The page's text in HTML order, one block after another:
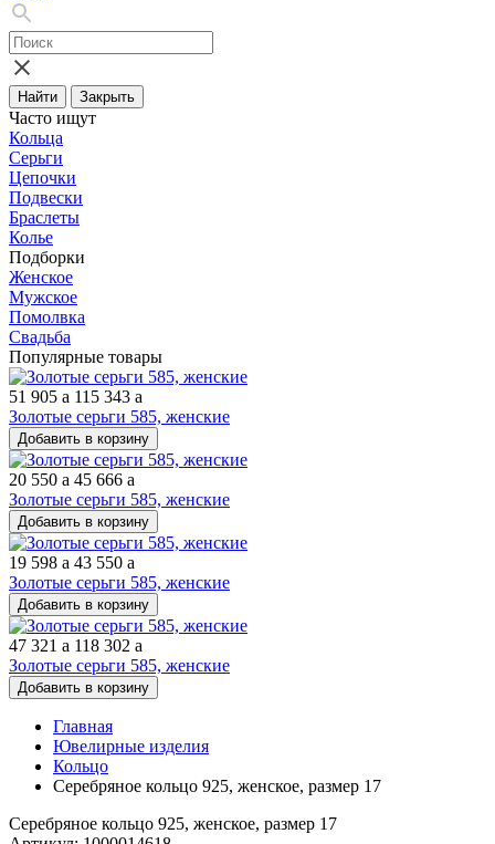
Найти Закрыть
Часто ищут
Кольца
Серьги
Цепочки
Подвески
Браслеты
Колье
Подборки
Женское
Мужское
Помолвка
Свадьба
Популярные товары
51 905 a 115 343 a
Золотые серьги 585, женские
Добавить в корзину
20 550 a 45 666 a
Золотые серьги 585, женские
Добавить в корзину
19 598 a 43 550 a
Золотые серьги 585, женские
Добавить в корзину
47 321 a 118 302 a
Золотые серьги 585, женские
Добавить в корзину
Главная
Ювелирные изделия
Кольцо
Серебряное кольцо 925, женское, размер 17
Серебряное кольцо 925, женское, размер 17